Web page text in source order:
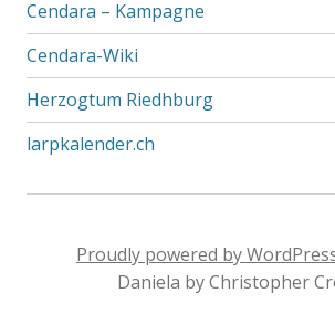
Cendara – Kampagne
Cendara-Wiki
Herzogtum Riedhburg
larpkalender.ch
Proudly powered by
Daniela by Christopher